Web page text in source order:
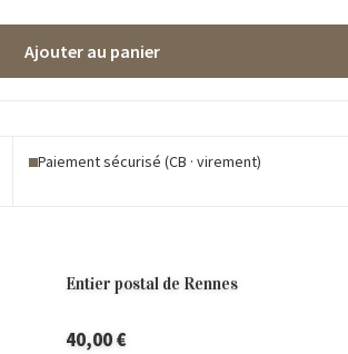
Ajouter au panier
Paiement sécurisé (CB · virement)
Entier postal de Rennes
40,00€